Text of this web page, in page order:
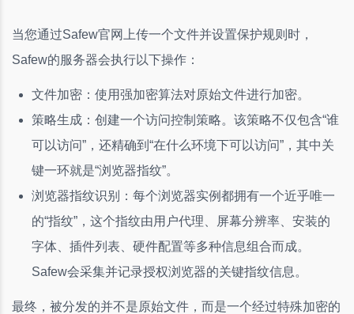
当您通过Safew官网上传一个文件并设置保护规则时，
Safew的服务器会执行以下操作：
文件加密：使用强加密算法对原始文件进行加密。
策略生成：创建一个访问控制策略。该策略不仅包含“谁
可以访问”，还精确到“在什么环境下可以访问”，其中关
键一环就是“浏览器指纹”。
浏览器指纹识别：每个浏览器实例都拥有一个近乎唯一
的“指纹”，这个指纹由用户代理、屏幕分辨率、安装的
字体、插件列表、硬件配置等多种信息组合而成。
Safew会采集并记录授权浏览器的关键指纹信息。
最终，被分发的并不是原始文件，而是一个经过特殊加密的